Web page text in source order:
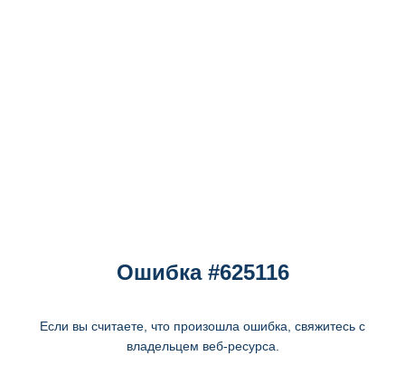
Ошибка #625116
Если вы считаете, что произошла ошибка, свяжитесь с
владельцем веб-ресурса.